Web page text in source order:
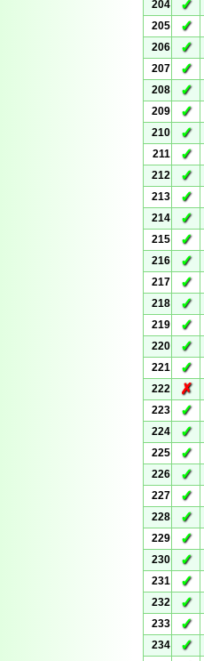
204
✓
205
✓
206
✓
207
✓
208
✓
209
✓
210
✓
211
✓
212
✓
213
✓
214
✓
215
✓
216
✓
217
✓
218
✓
219
✓
220
✓
221
✓
222
✗
223
✓
224
✓
225
✓
226
✓
227
✓
228
✓
229
✓
230
✓
231
✓
232
✓
233
✓
234
✓